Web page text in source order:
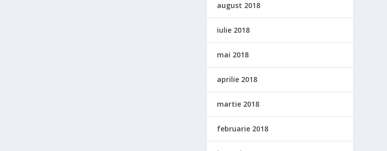
august 2018
iulie 2018
mai 2018
aprilie 2018
martie 2018
februarie 2018